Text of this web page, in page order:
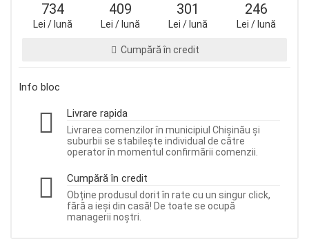
734
Lei / lună
409
Lei / lună
301
Lei / lună
246
Lei / lună
Cumpără în credit
Info bloc
Livrare rapida
Livrarea comenzilor în municipiul Chișinău și
suburbii se stabilește individual de către
operator în momentul confirmării comenzii.
Cumpără în credit
Obține produsul dorit în rate cu un singur click,
fără a ieși din casă! De toate se ocupă
managerii noștri.